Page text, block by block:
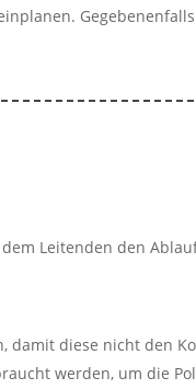
Leitenden den
damit diese nicht den
werden, um die